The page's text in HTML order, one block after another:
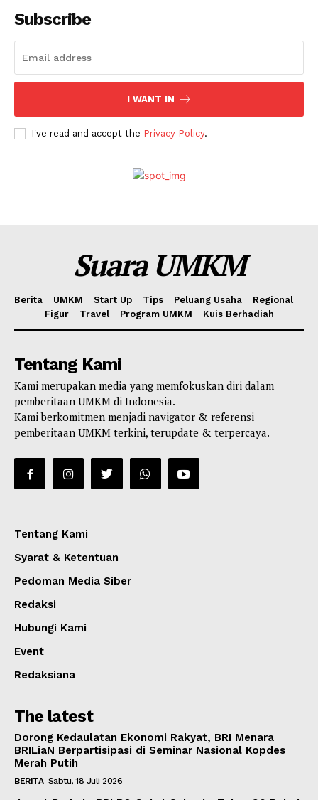
Subscribe
I WANT IN
I've read and accept the Privacy Policy.
Suara UMKM
Berita UMKM Start Up Tips Peluang Usaha
Regional
Figur
Travel Program UMKM Kuis Berhadiah
Tentang Kami
Kami merupakan media yang memfokuskan diri dalam
pemberitaan UMKM di Indonesia.
Kami berkomitmen menjadi navigator & referensi
pemberitaan UMKM terkini, terupdate & terpercaya.
Tentang Kami
Syarat & Ketentuan
Pedoman Media Siber
Redaksi
Hubungi Kami
Event
Redaksiana
The latest
Dorong Kedaulatan Ekonomi Rakyat, BRI Menara
BRILiaN Berpartisipasi di Seminar Nasional Kopdes
Merah Putih
BERITA Sabtu, 18 Juli 2026